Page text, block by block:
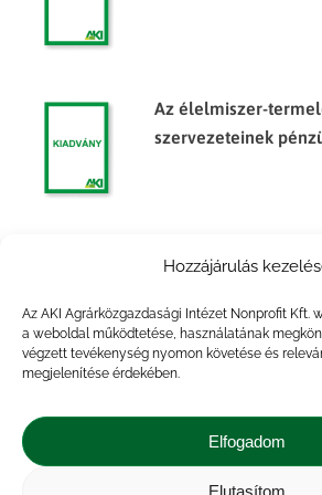
Hozzájárulás
Az AKI Agrárközgazdasági Intézet Nonprofit Kft.
a weboldal működtetése, használatának
végzett tevékenység nyomon követése és
megjelenítése érdekében.
Elfogadom
Elutasítom
Az élelmiszer-
szervezeteinek
A tesztüzemek főbb
költség- és
ban
költség- és
ben